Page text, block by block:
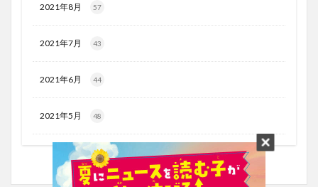
2021年8月 57
2021年7月 43
2021年6月 44
2021年5月 48